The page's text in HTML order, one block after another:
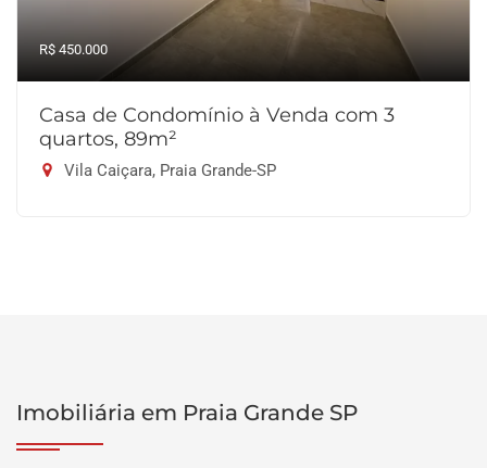
R$ 450.000
Casa de Condomínio à Venda com 3
quartos, 89m²
Vila Caiçara, Praia Grande-SP
Imobiliária em Praia Grande SP